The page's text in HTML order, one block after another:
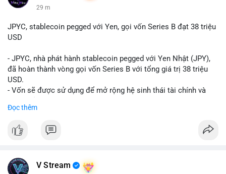
29 m
JPYC, stablecoin pegged với Yen, gọi vốn Series B đạt 38 triệu
USD
- JPYC, nhà phát hành stablecoin pegged với Yen Nhật (JPY),
đã hoàn thành vòng gọi vốn Series B với tổng giá trị 38 triệu
USD.
- Vốn sẽ được sử dụng để mở rộng hệ sinh thái tài chính và
- Mục tiêu là tăng tốc độ przyjęcie của token yen-pegged JPYC
- Đây là bước tiến quan trọng trong việc phát triển stablecoin
Đọc thêm
V Stream